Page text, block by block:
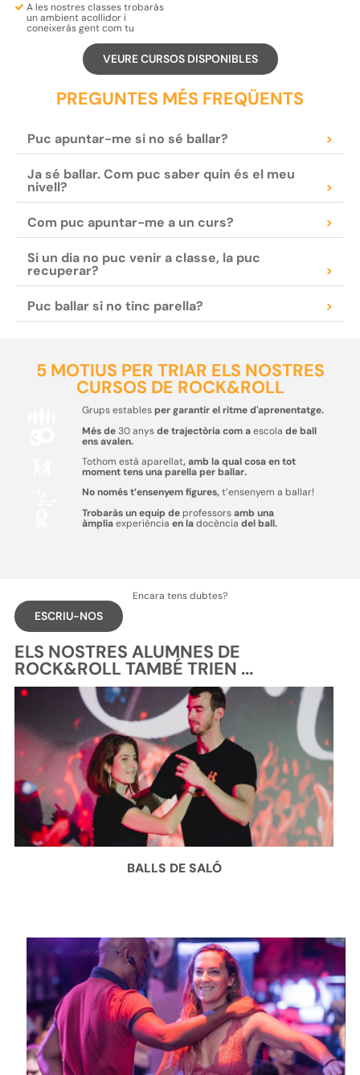
A les nostres classes trobaràs
unambient acollidor i
coneixeràs gent com tu
VEURE CURSOS DISPONIBLES
PREGUNTES MÉS FREQÜENTS
Puc apuntar-me si no sé ballar? >
Ja sé ballar. Com puc saber quin és el meu
nivell? >
Com puc apuntar-me a un curs? >
Si un dia no puc venir a classe, la puc
recuperar? >
Puc ballar si no tinc parella? >
5 MOTIUS PER TRIAR ELS NOSTRES
CURSOS DE ROCK&ROLL
Grups establesper garantir el ritme d'aprenentatge.
Més de30 anysde trajectòria com aescola de ball
ens avalen.
Tothom està aparellat, amb la qual cosa en tot
moment tens una parella per ballar.
No només t’ensenyem figures,t’ensenyem a ballar!
Trobaràs un equip deprofessorsamb una
àmpliaexperiència en ladocència del ball.
Encara tens dubtes?
ESCRIU-NOS
ELS NOSTRES ALUMNES DE
ROCK&ROLL TAMBÉ TRIEN ...
BALLS DE SALÓ